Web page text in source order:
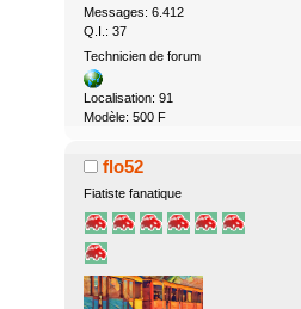
Messages: 6.412
Q.I.: 37
Technicien de forum
Localisation: 91
Modèle: 500 F
flo52
Fiatiste fanatique